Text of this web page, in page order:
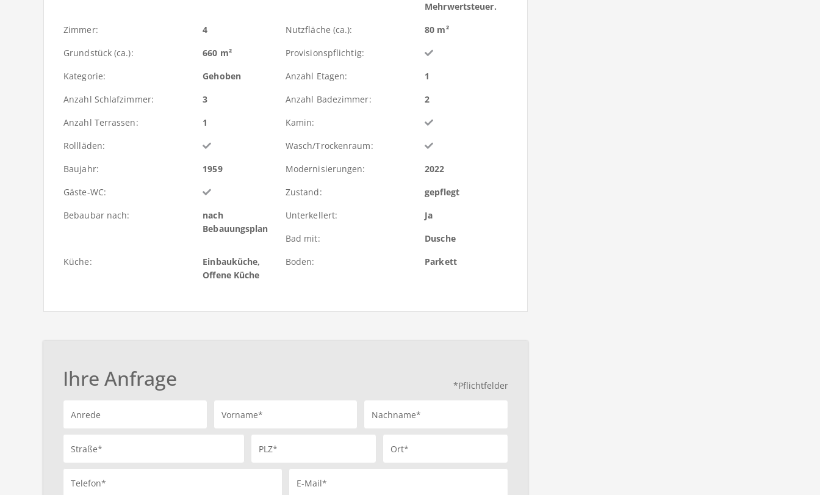
Mehrwertsteuer.
Zimmer:
4 Nutzfläche (ca.):
80 m²
Grundstück (ca.):
660 m²
Provisionspflichtig:
Kategorie:
Gehoben Anzahl Etagen:
1
Anzahl Schlafzimmer:
3 Anzahl Badezimmer:
2
Anzahl Terrassen:
1
Kamin:
Rollläden:
Wasch/Trockenraum:
Baujahr:
1959 Modernisierungen:
2022
Gäste-WC:
Zustand:
gepflegt
Bebaubar nach:
nach
Bebauungsplan
Unterkellert:
Ja
Bad mit:
Dusche
Küche:
Einbauküche,
Offene Küche
Boden: Parkett
*Pflichtfelder
Ihre Anfrage
Anrede Vorname* Nachname*
Straße* PLZ* Ort*
Telefon* E-Mail*